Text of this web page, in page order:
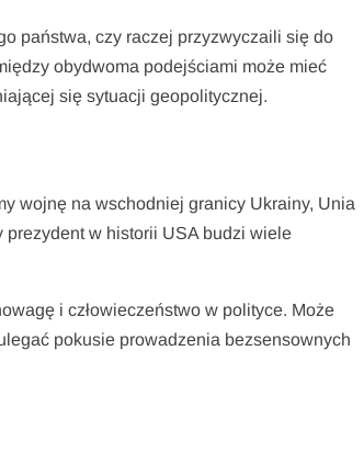
państwa, czy raczej przyzwyczaili się do
obydwoma podejściami może mieć
się sytuacji geopolitycznej.
wojnę na wschodniej granicy Ukrainy, Unia
w historii USA budzi wiele
i człowieczeństwo w polityce. Może
pokusie prowadzenia bezsensownych